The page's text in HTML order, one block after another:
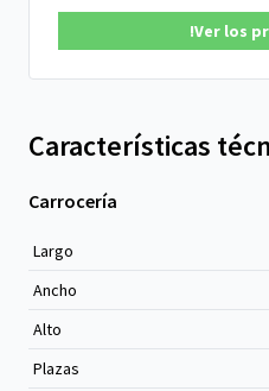
!Ver los
Características
Carrocería
Largo
Ancho
Alto
Plazas